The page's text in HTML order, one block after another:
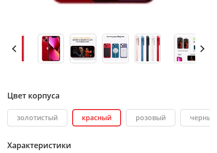
Цвет корпуса
золотистый красный розовый черный
Характеристики